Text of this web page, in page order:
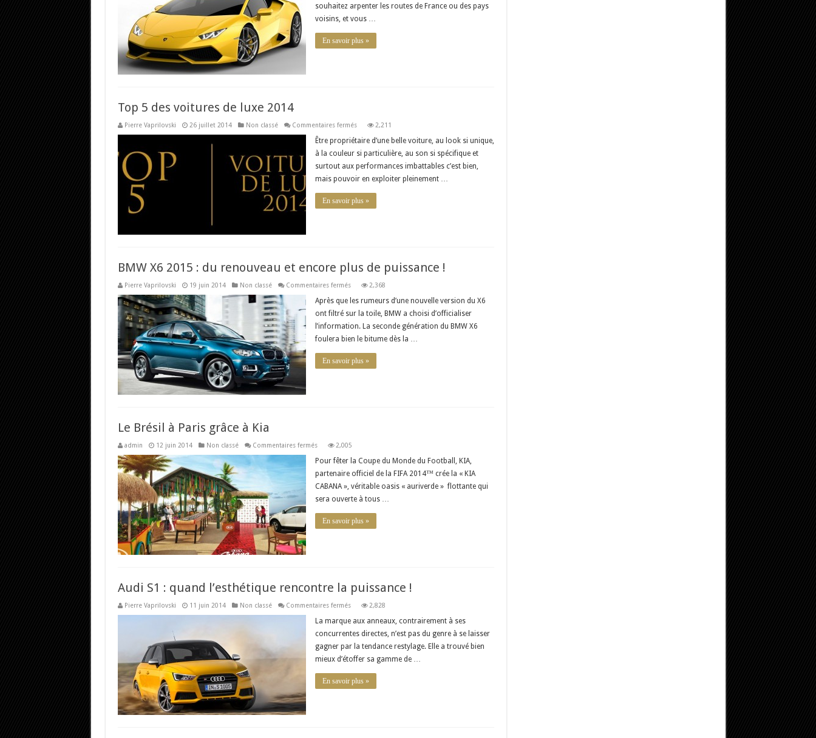
pour
en
souhaitez arpenter les routes de France ou des pays
voisins, et vous …
En savoir plus »
Top 5 des voitures de luxe 2014
Pierre Vaprilovski 26 juillet 2014 Non classé Commentaires ferméssur
5
voitures
luxe
2014
2,211
Être propriétaire d’une belle voiture, au look si unique,
à la couleur si particulière, au son si spécifique et
surtout aux performances imbattables c’est bien,
mais pouvoir en exploiter pleinement …
En savoir plus »
BMW X6 2015 : du renouveau et encore plus de puissance !
Pierre Vaprilovski 19 juin 2014 Non classé Commentaires ferméssur
X6
:
renouveau
encore
de
puissance
2,368
Après que les rumeurs d’une nouvelle version du X6
ont filtré sur la toile, BMW a choisi d’officialiser
l’information. La seconde génération du BMW X6
foulera bien le bitume dès la …
En savoir plus »
Le Brésil à Paris grâce à Kia
admin 12 juin 2014 Non classé Commentaires ferméssur
Brésil
Paris
à
2,005
Pour fêter la Coupe du Monde du Football, KIA,
partenaire officiel de la FIFA 2014™ crée la « KIA
CABANA », véritable oasis « auriverde » flottante qui
sera ouverte à tous …
En savoir plus »
Audi S1 : quand l’esthétique rencontre la puissance !
Pierre Vaprilovski 11 juin 2014 Non classé Commentaires ferméssur
quand
rencontre
puissance !
2,828
La marque aux anneaux, contrairement à ses
concurrentes directes, n’est pas du genre à se laisser
gagner par la tendance restylage. Elle a trouvé bien
mieux d’étoffer sa gamme de …
En savoir plus »